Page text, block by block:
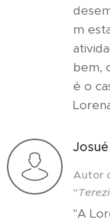
m
bem,
é o
Autor
"
"A